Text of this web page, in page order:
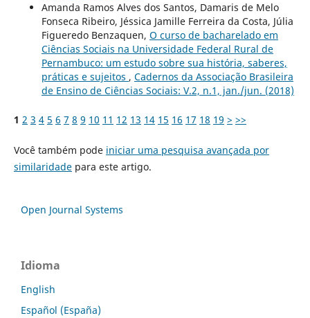
Amanda Ramos Alves dos Santos, Damaris de Melo
Fonseca Ribeiro, Jéssica Jamille Ferreira da Costa, Júlia
Figueredo Benzaquen, O curso de bacharelado em
Ciências Sociais na Universidade Federal Rural de
Pernambuco: um estudo sobre sua história, saberes,
práticas e sujeitos , Cadernos da Associação Brasileira
de Ensino de Ciências Sociais: V.2, n.1, jan./jun. (2018)
1 2 3 4 5 6 7 8 9 10 11 12 13 14 15 16 17 18 19 > >>
Você também pode iniciar uma pesquisa avançada por
similaridadepara este artigo.
Open Journal Systems
Idioma
English
Español (España)